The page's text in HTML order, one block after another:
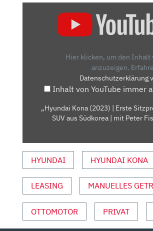
MIT
PETER
FISCHER“
VON
ANZEIGEN
Hier klicken, um den Inhalt
anzuzeigen.
Datenschutzerklärung
Inhalt von YouTube immer
„Hyundai Kona (2023) | Erste
SUV aus Südkorea | mit Peter
HYUNDAI HYUNDAI KONA
LEASING MANUELLES
OTTOMOTOR PRIVAT